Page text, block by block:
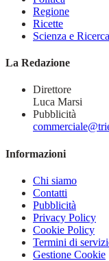
Regione
Ricette
Scienza e Ricerca
La Redazione
Direttore
Luca Marsi
Pubblicità
Informazioni
Chi siamo
Contatti
Pubblicità
Privacy Policy
Cookie Policy
Termini di
Gestione Cookie